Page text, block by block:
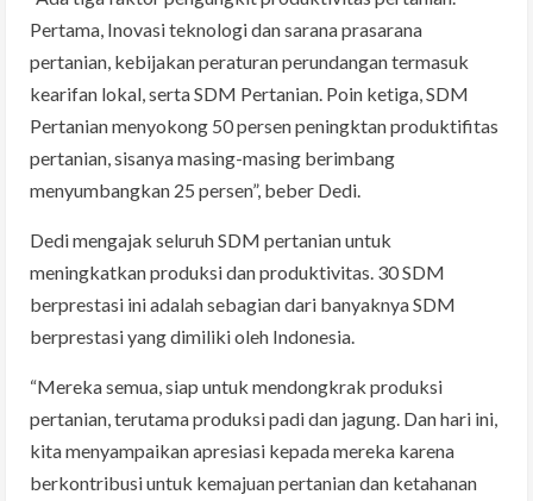
Pertama, Inovasi teknologi dan sarana prasarana
pertanian, kebijakan peraturan perundangan termasuk
kearifan lokal, serta SDM Pertanian. Poin ketiga, SDM
Pertanian menyokong 50 persen peningktan produktifitas
pertanian, sisanya masing-masing berimbang
menyumbangkan 25 persen”, beber Dedi.
Dedi mengajak seluruh SDM pertanian untuk
meningkatkan produksi dan produktivitas. 30 SDM
berprestasi ini adalah sebagian dari banyaknya SDM
berprestasi yang dimiliki oleh Indonesia.
“Mereka semua, siap untuk mendongkrak produksi
pertanian, terutama produksi padi dan jagung. Dan hari ini,
kita menyampaikan apresiasi kepada mereka karena
berkontribusi untuk kemajuan pertanian dan ketahanan